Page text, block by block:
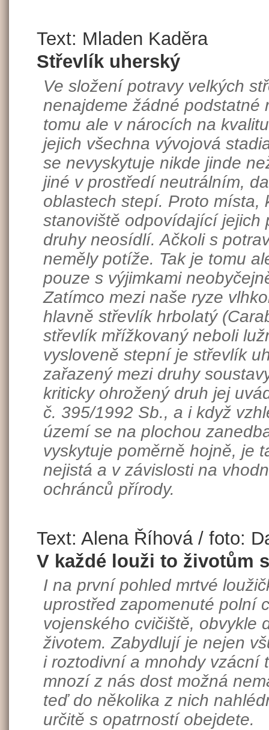
Text: Mladen Kaděra
Střevlík uherský
Ve složení potravy velkých
nenajdeme žádné podstatné
tomu ale v nárocích na
jejich všechna vývojová
se nevyskytuje nikde jinde
jiné v prostředí neutrálním,
oblastech stepí. Proto místa,
stanoviště odpovídající jejich
druhy neosídlí. Ačkoli s
neměly potíže. Tak je tomu
pouze s výjimkami
Zatímco mezi naše ryze
hlavně střevlík hrbolatý
střevlík mřížkovaný neboli
vysloveně stepní je střevlík
zařazený mezi druhy
kriticky ohrožený druh jej
č. 395/1992 Sb., a i když
území se na plochou
vyskytuje poměrně hojně, je
nejistá a v závislosti na
ochránců přírody.
Text: Alena Říhová / foto:
V každé louži to životům
I na první pohled mrtvé
uprostřed zapomenuté polní
vojenského cvičiště, obvykle
životem. Zabydlují je nejen
i roztodivní a mnohdy vzácní
mnozí z nás dost možná
teď do několika z nich
určitě s opatrností obejdete.